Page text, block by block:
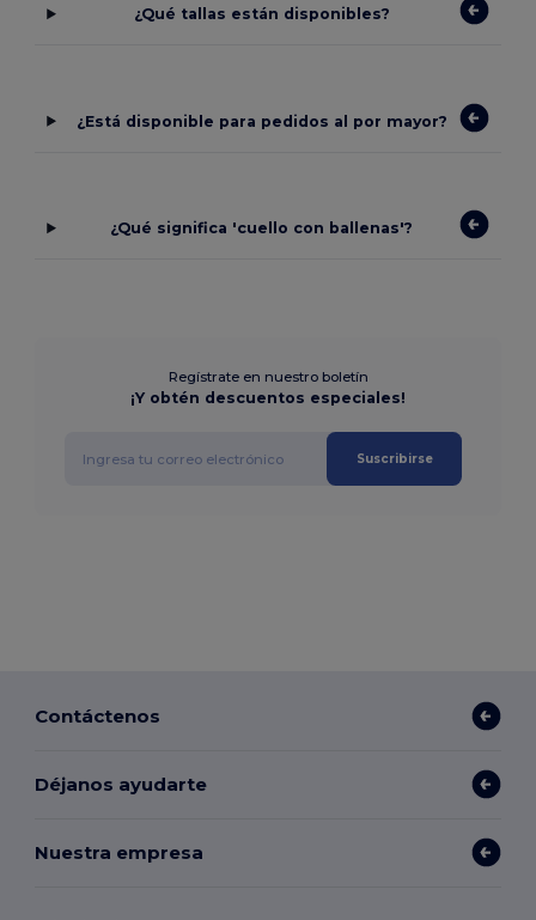
¿Qué tallas están disponibles?
¿Está disponible para pedidos al por mayor?
¿Qué significa 'cuello con ballenas'?
Regístrate en nuestro boletín
¡Y obtén descuentos especiales!
Suscribirse
Contáctenos
Déjanos ayudarte
Nuestra empresa